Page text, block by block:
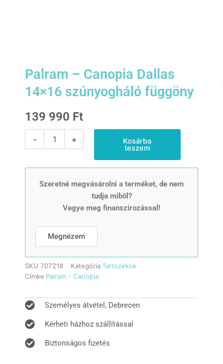
Palram – Canopia Dallas
14×16 szúnyogháló függöny
139 990 Ft
-
szúnyogháló
+ Kosárba
teszem
Szeretné megvásárolni a terméket, de nem
tudja miből?
Vegye meg finanszírozással!
Megnézem
SKU 707218 KategóriaTartozékok
Címke Palram - Canopia
Személyes átvétel, Debrecen
Kérheti házhoz szállítással
Biztonságos fizetés